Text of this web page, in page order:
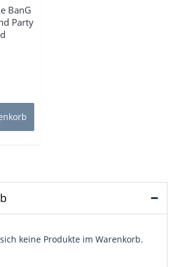
BanG
Party
keine Produkte im Warenkorb.